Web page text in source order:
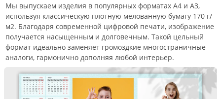
Мы выпускаем изделия в популярных форматах А4 и А3,
используя классическую плотную мелованную бумагу 170 г/
м2. Благодаря современной цифровой печати, изображение
получается насыщенным и долговечным. Такой цельный
формат идеально заменяет громоздкие многостраничные
аналоги, гармонично дополняя любой интерьер.